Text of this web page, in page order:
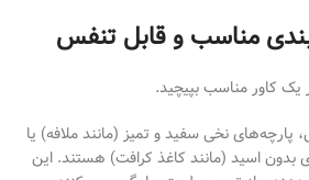
مناسب و قابل تنفس
یک کاور مناسب بپیچید.
نخی سفید و تمیز (مانند ملافه) یا
اسید (مانند کاغذ کرافت) هستند. این